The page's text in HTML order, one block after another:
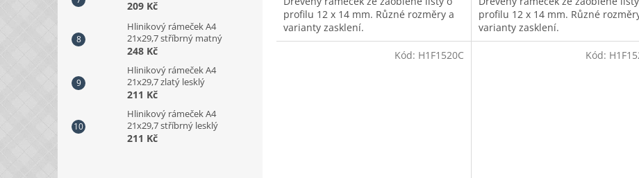
209 Kč
Hlinikový rámeček A4
21x29,7 stříbrný matný
248 Kč
Hlinikový rámeček A4
21x29,7 zlatý lesklý
211 Kč
Hlinikový rámeček A4
21x29,7 stříbrný lesklý
211 Kč
profilu 12 x 14 mm. Různé rozměry a
varianty zasklení.
profilu 12 x 14 mm. Různé
varianty zasklení.
Kód: H1F1520C Kód: